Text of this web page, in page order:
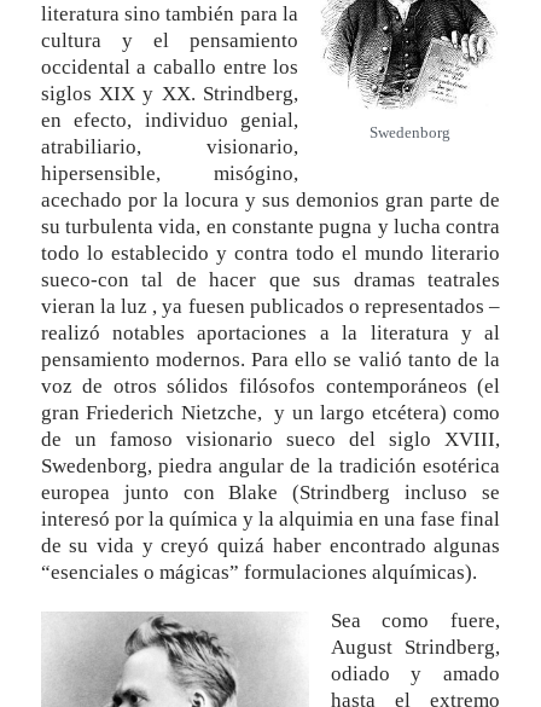
Swedenborg
literatura sino también para la
cultura y el pensamiento
occidental a caballo entre los
siglos XIX y XX. Strindberg,
en efecto, individuo genial,
atrabiliario, visionario,
hipersensible, misógino,
acechado por la locura y sus demonios gran parte de
su turbulenta vida, en constante pugna y lucha contra
todo lo establecido y contra todo el mundo literario
sueco-con tal de hacer que sus dramas teatrales
vieran la luz , ya fuesen publicados o representados –
realizó notables aportaciones a la literatura y al
pensamiento modernos. Para ello se valió tanto de la
voz de otros sólidos filósofos contemporáneos (el
gran Friederich Nietzche, y un largo etcétera) como
de un famoso visionario sueco del siglo XVIII,
Swedenborg, piedra angular de la tradición esotérica
europea junto con Blake (Strindberg incluso se
interesó por la química y la alquimia en una fase final
de su vida y creyó quizá haber encontrado algunas
“esenciales o mágicas” formulaciones alquímicas).
Sea como fuere,
August Strindberg,
odiado y amado
hasta el extremo